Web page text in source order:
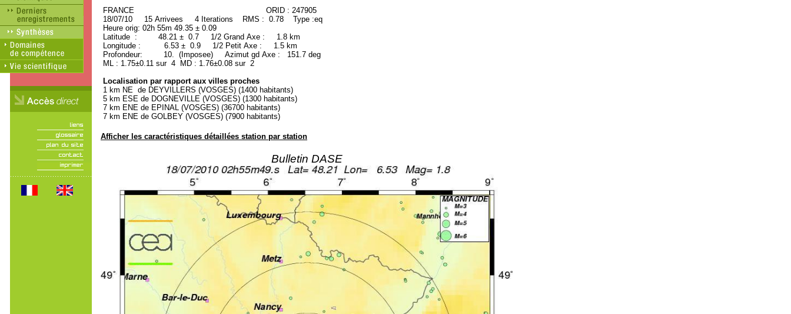
FRANCE ORID : 247905
18/07/10 15 Arrivees 4 Iterations RMS : 0.78 Type :eq
Heure orig: 02h 55m 49.35 ± 0.09
Latitude : 48.21 ± 0.7 1/2 Grand Axe : 1.8 km
Longitude : 6.53 ± 0.9 1/2 Petit Axe : 1.5 km
Profondeur: 10. (Imposee) Azimut gd Axe : 151.7 deg
ML : 1.75±0.11 sur 4 MD : 1.76±0.08 sur 2
Localisation par rapport aux villes proches
1 km NE de DEYVILLERS (VOSGES) (1400 habitants)
5 km ESE de DOGNEVILLE (VOSGES) (1300 habitants)
7 km ENE de EPINAL (VOSGES) (36700 habitants)
7 km ENE de GOLBEY (VOSGES) (7900 habitants)
Afficher les caractéristiques détaillées station par station
Bulletin DASE